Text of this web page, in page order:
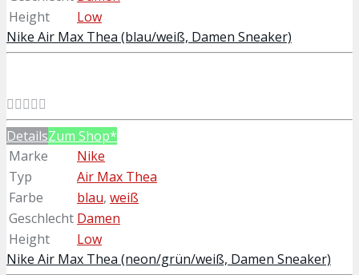
Height
Low
Nike Air Max Thea (blau/weiß, Damen Sneaker)
DetailsZum Shop*
Marke
Nike
Typ
Air Max Thea
Farbe
blau, weiß
Geschlecht Damen
Height
Low
Nike Air Max Thea (neon/grün/weiß, Damen Sneaker)